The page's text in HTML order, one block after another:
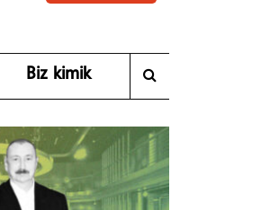
Biz kimik